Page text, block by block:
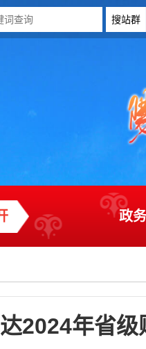
政
2024年省